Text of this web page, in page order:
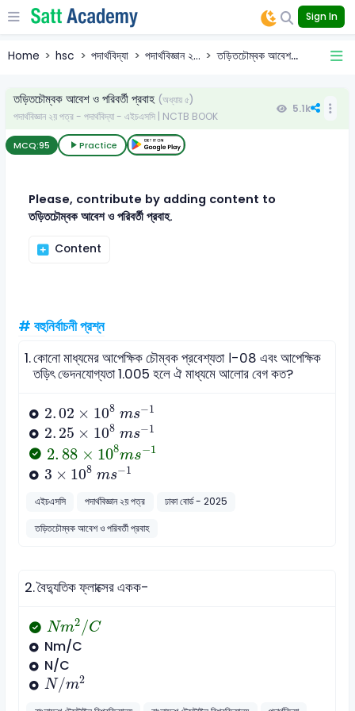
Sign In
Home hsc পদার্থবিদ্যা পদার্থবিজ্ঞান ২... তড়িতচৌম্বক আবেশ...
তড়িতচৌম্বক আবেশ ও পরিবর্তী প্রবাহ (অধ্যায় ৫)
পদার্থবিজ্ঞান ২য় পত্র - পদার্থবিদ্যা - এইচএসসি | NCTB BOOK
5.1k
MCQ:95 Practice
Please, contribute by adding content to
তড়িতচৌম্বক আবেশ ও পরিবর্তী প্রবাহ.
Content
# বহুনির্বাচনী প্রশ্ন
1.কোনো মাধ্যমের আপেক্ষিক চৌম্বক প্রবেশ্যতা ।-08 এবং আপেক্ষিক
তড়িৎ ভেদনযোগ্যতা 1.005 হলে ঐ মাধ্যমে আলোর বেগ কত?
2.02 × 108 ms−1
2 02 × 108m -1
2. 25 × 108 ms−1
2.25 ×108ms-1
2. 88 × 108ms−1
288× 108ms-1
3 × 108 ms−1
3×108ms -1
এইচএসসি পদার্থবিজ্ঞান ২য় পত্র
ঢাকা বোর্ড - 2025
তড়িতচৌম্বক আবেশ ও পরিবর্তী প্রবাহ
2.বৈদ্যুতিক ফ্লাক্সের একক-
Nm2/C
Nm2 /C
Nm/C
N/C
N/m2
N/m2